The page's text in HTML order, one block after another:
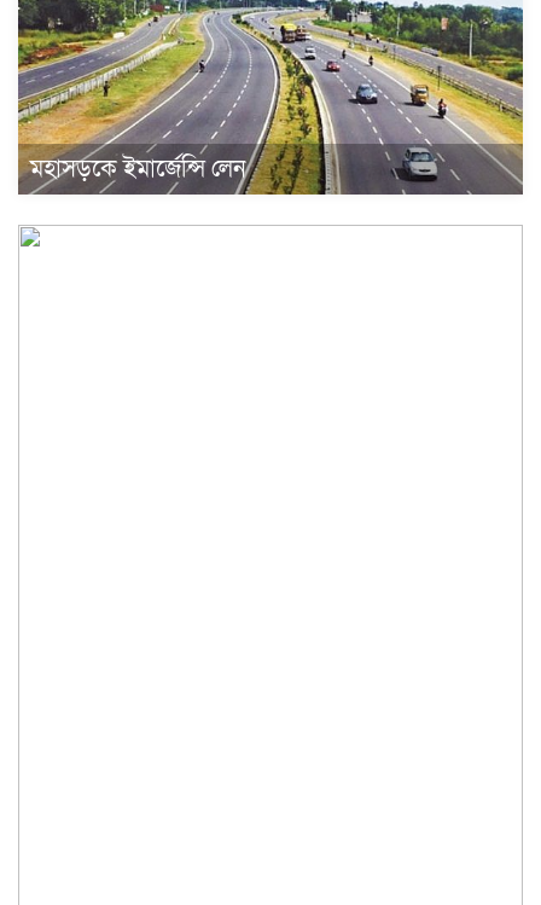
মহাসড়কে ইমার্জেন্সি লেন